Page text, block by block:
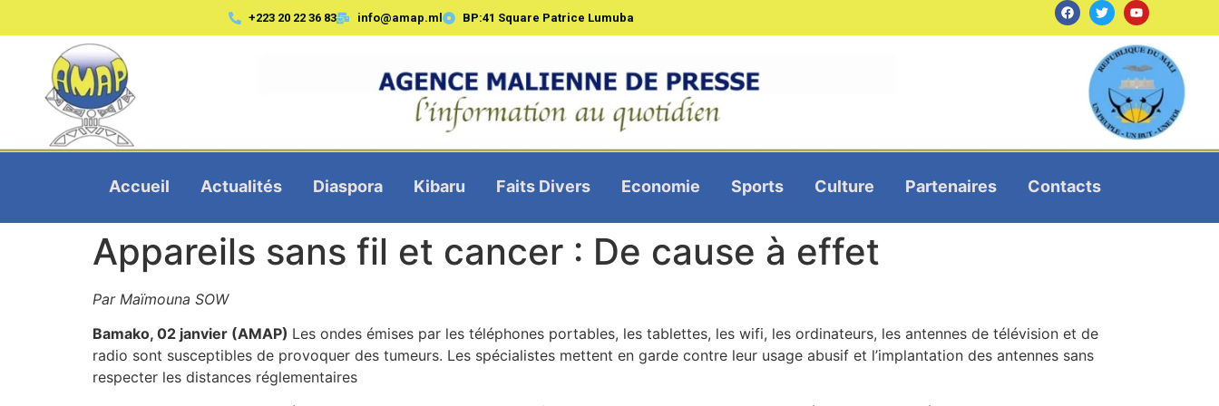
+223 20 22 36 83 info@amap.ml BP:41 Square Patrice Lumuba
Accueil Actualités Diaspora Kibaru Faits Divers Economie Sports Culture Partenaires Contacts
Appareils sans fil et cancer : De cause à effet
Par Maïmouna SOW
Bamako, 02 janvier (AMAP) Les ondes émises par les téléphones portables, les tablettes, les wifi, les ordinateurs, les antennes de télévision et de
radio sont susceptibles de provoquer des tumeurs. Les spécialistes mettent en garde contre leur usage abusif et l’implantation des antennes sans
respecter les distances réglementaires